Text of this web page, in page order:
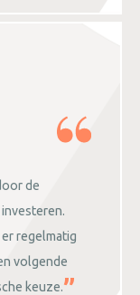
de
regelmatig
volgende
keuze.